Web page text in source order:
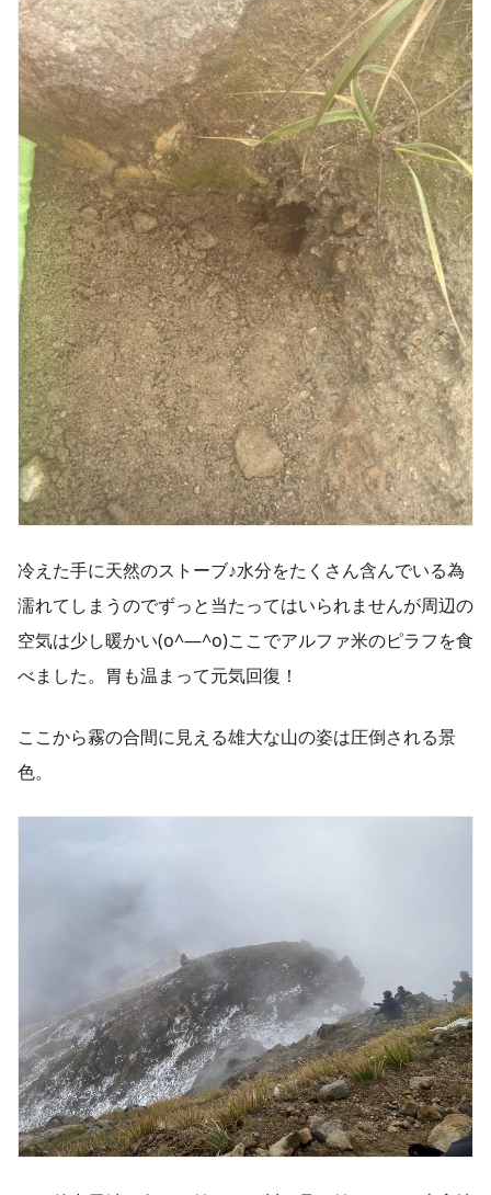
冷えた手に天然のストーブ♪水分をたくさん含んでいる為
濡れてしまうのでずっと当たってはいられませんが周辺の
空気は少し暖かい(o^―^o)ここでアルファ米のピラフを食
べました。胃も温まって元気回復！
ここから霧の合間に見える雄大な山の姿は圧倒される景
色。